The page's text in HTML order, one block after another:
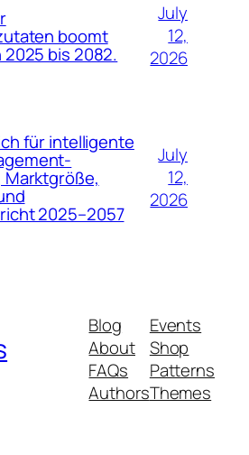
boomt
bis 2082.
July
12,
2026
für intelligente
2025–2057
July
12,
2026
Blog
About
FAQs
Authors
Events
Shop
Patterns
Themes